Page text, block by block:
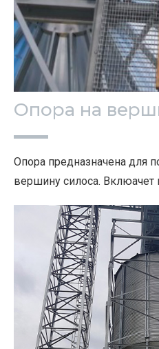
Опора на
Опора предназначена для
вершину силоса. Вклюачет